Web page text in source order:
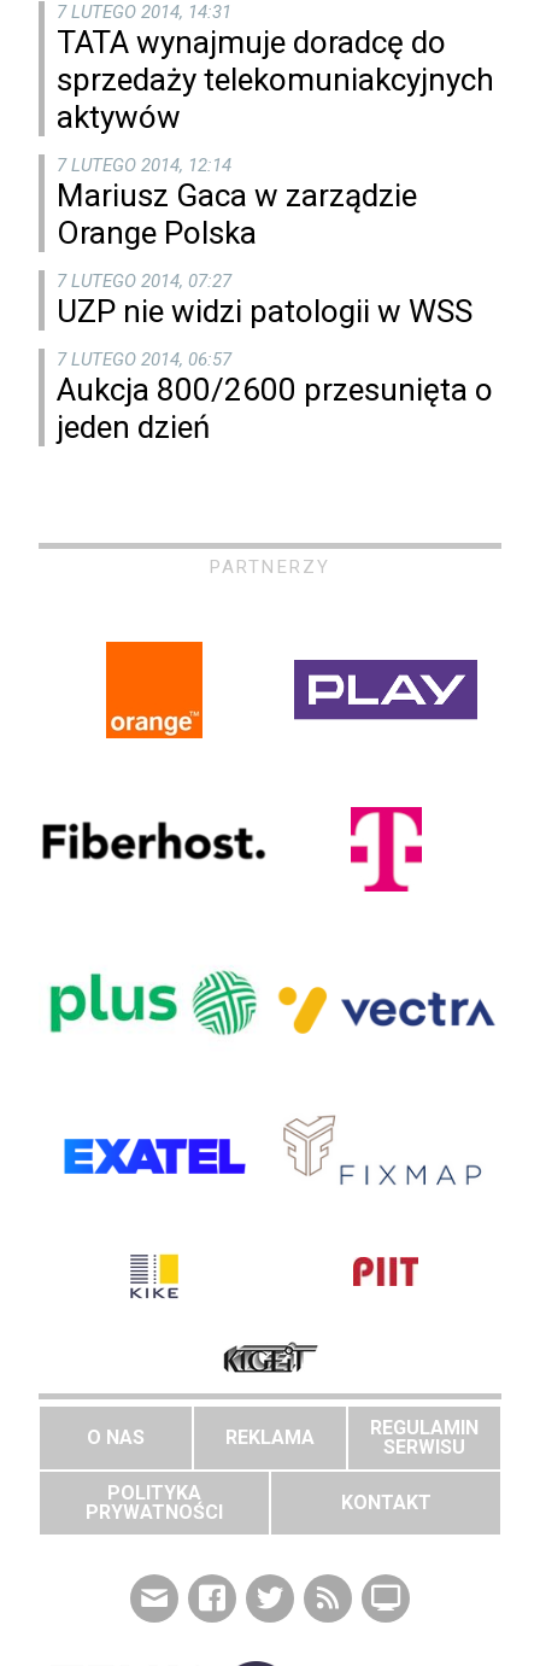
7 LUTEGO 2014, 14:31
TATA wynajmuje doradcę do
sprzedaży telekomuniakcyjnych
aktywów
7 LUTEGO 2014, 12:14
Mariusz Gaca w zarządzie
Orange Polska
7 LUTEGO 2014, 07:27
UZP nie widzi patologii w WSS
7 LUTEGO 2014, 06:57
Aukcja 800/2600 przesunięta o
jeden dzień
PARTNERZY
O NAS REKLAMA
REGULAMIN
SERWISU
POLITYKA
PRYWATNOŚCI
KONTAKT